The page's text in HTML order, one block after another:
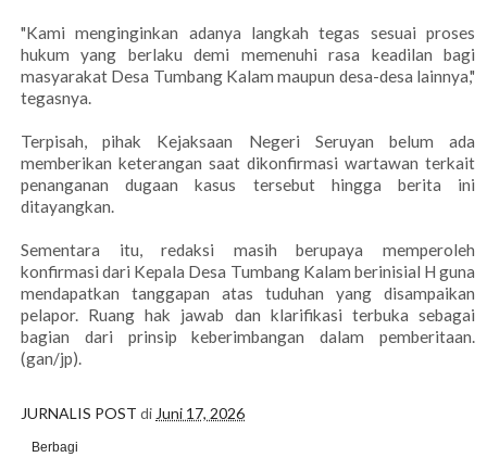
"Kami menginginkan adanya langkah tegas sesuai proses
hukum yang berlaku demi memenuhi rasa keadilan bagi
masyarakat Desa Tumbang Kalam maupun desa-desa lainnya,"
tegasnya.
Terpisah, pihak Kejaksaan Negeri Seruyan belum ada
memberikan keterangan saat dikonfirmasi wartawan terkait
penanganan dugaan kasus tersebut hingga berita ini
ditayangkan.
Sementara itu, redaksi masih berupaya memperoleh
konfirmasi dari Kepala Desa Tumbang Kalam berinisial H guna
mendapatkan tanggapan atas tuduhan yang disampaikan
pelapor. Ruang hak jawab dan klarifikasi terbuka sebagai
bagian dari prinsip keberimbangan dalam pemberitaan.
(gan/jp).
JURNALIS POST di Juni 17, 2026
Berbagi